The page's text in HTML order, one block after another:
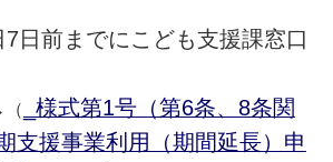
日前までにこども支援課窓口
_様式第1号（第6条、8条関
支援事業利用（期間延長）申